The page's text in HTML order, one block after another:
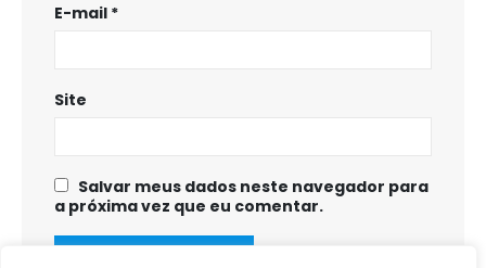
E-mail *
Site
Salvar meus dados neste navegador para
a próxima vez que eu comentar.